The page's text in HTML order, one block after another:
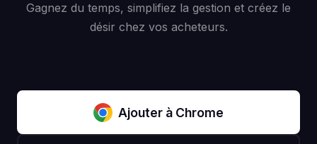
Gagnez du temps, simplifiez la gestion et créez le
désir chez vos acheteurs.
Ajouter à Chrome